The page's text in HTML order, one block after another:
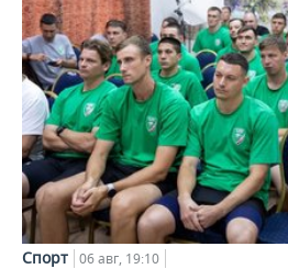
Спорт 06 авг, 19:10